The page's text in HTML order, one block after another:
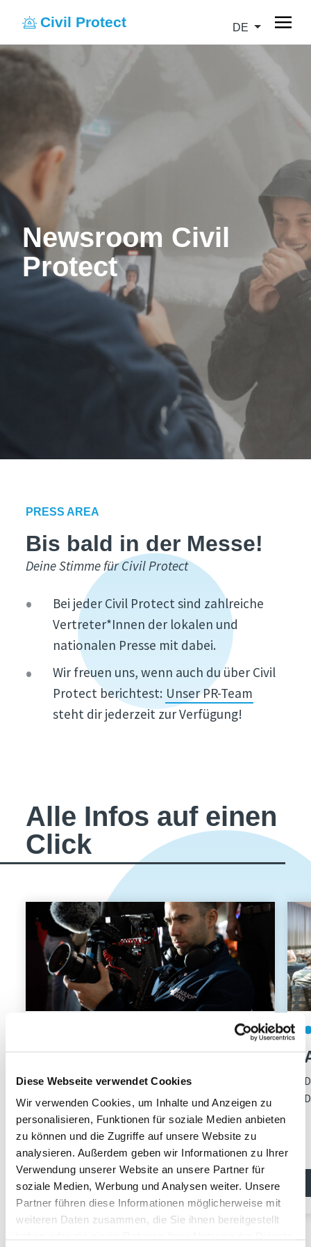
Diese Webseite verwendet Cookies
Wir verwenden Cookies, um Inhalte und Anzeigen zu
personalisieren, Funktionen für soziale Medien anbieten
zu können und die Zugriffe auf unsere Website zu
analysieren. Außerdem geben wir Informationen zu Ihrer
Verwendung unserer Website an unsere Partner für
soziale Medien, Werbung und Analysen weiter. Unsere
Partner führen diese Informationen möglicherweise mit
weiteren Daten zusammen, die Sie ihnen bereitgestellt
Civil Protect DE
Newsroom Civil
Protect
PRESS AREA
Bis bald in der Messe!
Deine Stimme für Civil Protect
Bei jeder Civil Protect sind zahlreiche
Vertreter*Innen der lokalen und
nationalen Presse mit dabei.
Wir freuen uns, wenn auch du über Civil
Protect berichtest: Unser PR-Team
steht dir jederzeit zur Verfügung!
Alle Infos auf einen
Click
Teil der Civil Protect
Community werden?
Einfach akkreditieren - und schon bist du Teil
der Community!
Jetzt akkreditieren